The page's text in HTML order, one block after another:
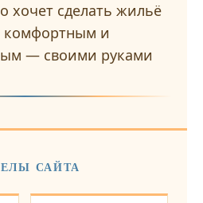
хочет сделать жильё
и
— своими руками
САЙТА